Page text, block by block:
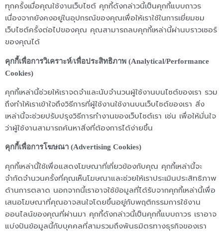
ทุกครั้งเมื่อคุณใช้งานเว็บไซต์ คุกกี้ดังกล่าวนี้เป็นคุกกี้แบบถาวร
เนื่องจากยังคงอยู่ในอุปกรณ์ของคุณเพื่อให้เราใช้ในการเยี่ยมชม
เว็บไซต์ครั้งต่อไปของคุณ คุณสามารถลบคุกกี้เหล่านี้ผ่านบราวเซอร์
ของคุณได้
คุกกี้เพื่อการวิเคราะห์/เพื่อประสิทธิภาพ (Analytical/Performance
Cookies)
คุกกี้เหล่านี้ช่วยให้เราจดจำและนับจำนวนผู้ใช้งานบนไซต์ของเรา รวม
ถึงทำให้เราเข้าใจถึงวิธีการที่ผู้ใช้งานใช้งานบนเว็บไซต์ของเรา สิ่ง
เหล่านี้จะช่วยปรับปรุงวิธีการทำงานของเว็บไซต์เรา เช่น เพื่อให้มั่นใจ
ว่าผู้ใช้งานสามารถค้นหาสิ่งที่ต้องการได้ง่ายขึ้น
คุกกี้เพื่อการโฆษณา (Advertising Cookies)
คุกกี้เหล่านี้ใช้เพื่อแสดงโฆษณาที่เกี่ยวข้องกับคุณ คุกกี้เหล่านี้จะ
จำกัดจำนวนครั้งที่คุณเห็นโฆษณาและช่วยให้เราประเมินประสิทธิภาพ
ด้านการตลาด นอกจากนี้เราอาจใช้ข้อมูลที่ได้รับจากคุกกี้เหล่านี้เพื่อ
เสนอโฆษณาที่คุณอาจสนใจโดยขึ้นอยู่กับพฤติกรรมการใช้งาน
ออนไลน์ของคุณที่ผ่านมา คุกกี้ดังกล่าวนี้เป็นคุกกี้แบบถาวร เราอาจ
แบ่งปันข้อมูลนี้กับบุคคลที่สามรวมถึงพันธมิตรทางธุรกิจของเรา